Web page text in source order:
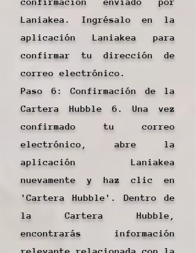
Laniakea. Ingrésalo en la
aplicación Laniakea para
confirmar tu dirección de
correo electrónico.
Paso 6: Confirmación de la
Cartera Hubble 6. Una vez
confirmado tu correo
electrónico, abre la
aplicación Laniakea
nuevamente y haz clic en
'Cartera Hubble'. Dentro de
la Cartera Hubble,
encontrarás información
relevante relacionada con la